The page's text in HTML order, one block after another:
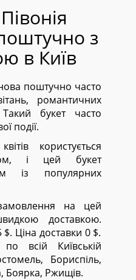
з
в Київ
поштучно часто
романтичних
букет часто
події.
користується
і цей букет
із популярних
на цей
доставкою.
Ціна доставки 0 $.
всій Київській
Бориспіль,
Боярка, Ржищів.